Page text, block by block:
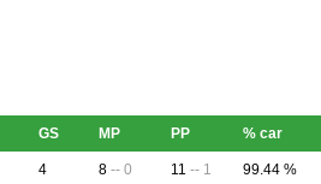
GS MP PP % car
4 8 -- 0 11 -- 1 99.44 %